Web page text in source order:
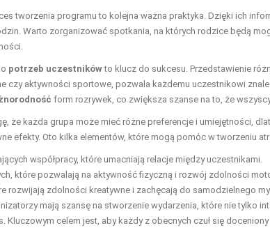
tworzenia programu to kolejna ważna praktyka. Dzięki ich
Warto zorganizować spotkania, na których rodzice będą
potrzeb uczestnikówto klucz do sukcesu. Przedstawienie
czy aktywności sportowe, pozwala każdemu uczestnikowi
form rozrywek, co zwiększa szanse na to, że
że każda grupa może mieć różne preferencje i umiejętności,
efekty. Oto kilka elementów, które mogą pomóc w tworzeniu
współpracy, które umacniają relacje między uczestnikami.
które pozwalają na aktywność fizyczną i rozwój zdolności
rozwijają zdolności kreatywne i zachęcają do samodzielnego
mają szansę na stworzenie wydarzenia, które nie tylko
Kluczowym celem jest, aby każdy z obecnych czuł się